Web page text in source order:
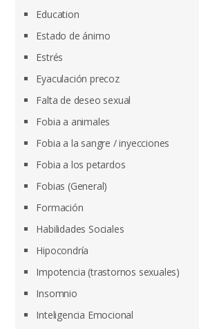
Education
Estado de ánimo
Estrés
Eyaculación precoz
Falta de deseo sexual
Fobia a animales
Fobia a la sangre / inyecciones
Fobia a los petardos
Fobias (General)
Formación
Habilidades Sociales
Hipocondría
Impotencia (trastornos sexuales)
Insomnio
Inteligencia Emocional